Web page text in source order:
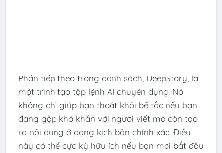
Phần tiếp theo trong danh sách, DeepStory, là
một trình tạo tập lệnh AI chuyên dụng. Nó
không chỉ giúp bạn thoát khỏi bế tắc nếu bạn
đang gặp khó khăn với người viết mà còn tạo
ra nội dung ở dạng kịch bản chính xác. Điều
này có thể cực kỳ hữu ích nếu bạn mới bắt đầu